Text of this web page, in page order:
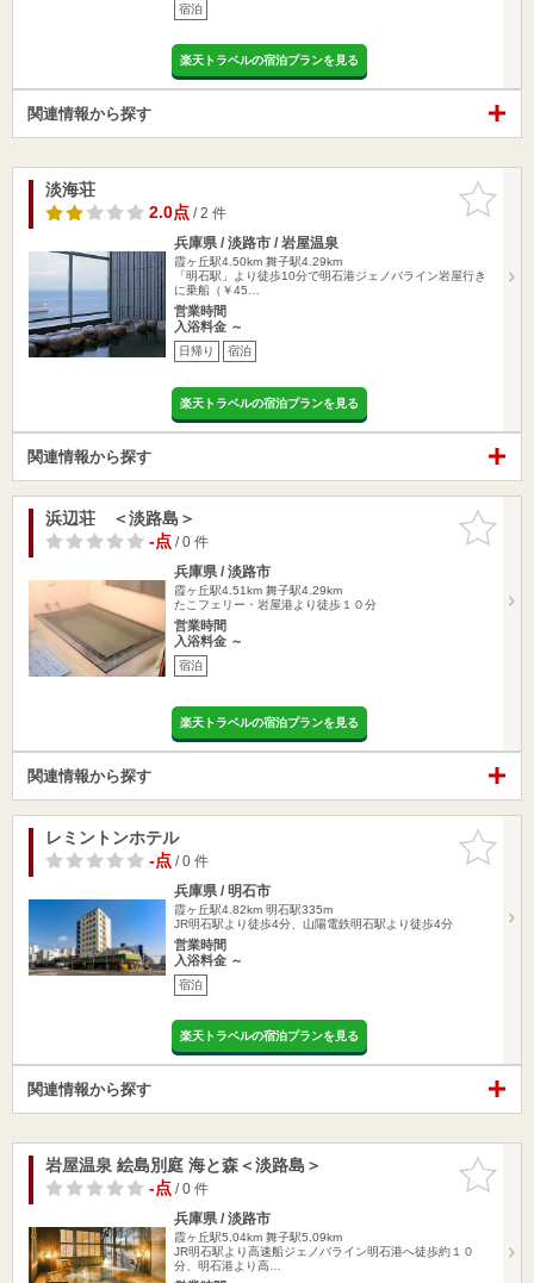
宿泊
楽天トラベルの宿泊プランを見る
関連情報から探す
お気に入
りに追加
淡海荘
2.0点/ 2 件
兵庫県 / 淡路市 / 岩屋温泉
霞ヶ丘駅4.50km 舞子駅4.29km
「明石駅」より徒歩10分で明石港ジェノバライン岩屋行き
に乗船（￥45…
営業時間
入浴料金 ～
日帰り 宿泊
楽天トラベルの宿泊プランを見る
関連情報から探す
お気に入
りに追加
浜辺荘 ＜淡路島＞
-点/ 0 件
兵庫県 / 淡路市
霞ヶ丘駅4.51km 舞子駅4.29km
たこフェリー・岩屋港より徒歩１０分
営業時間
入浴料金 ～
宿泊
楽天トラベルの宿泊プランを見る
関連情報から探す
お気に入
りに追加
レミントンホテル
-点/ 0 件
兵庫県 / 明石市
霞ヶ丘駅4.82km 明石駅335m
JR明石駅より徒歩4分、山陽電鉄明石駅より徒歩4分
営業時間
入浴料金 ～
宿泊
楽天トラベルの宿泊プランを見る
関連情報から探す
お気に入
りに追加
岩屋温泉 絵島別庭 海と森＜淡路島＞
-点/ 0 件
兵庫県 / 淡路市
霞ヶ丘駅5.04km 舞子駅5.09km
JR明石駅より高速船ジェノバライン明石港へ徒歩約１０
分、明石港より高…